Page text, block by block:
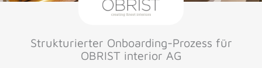
Strukturierter Onboarding-Prozess für
OBRIST interior AG